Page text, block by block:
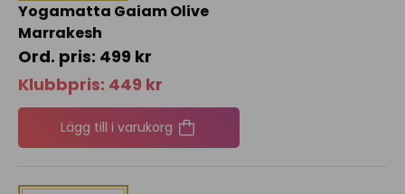
Yogamatta Gaiam Olive
Marrakesh
499 kr
Klubbpris: 449 kr
Lägg till i varukorg